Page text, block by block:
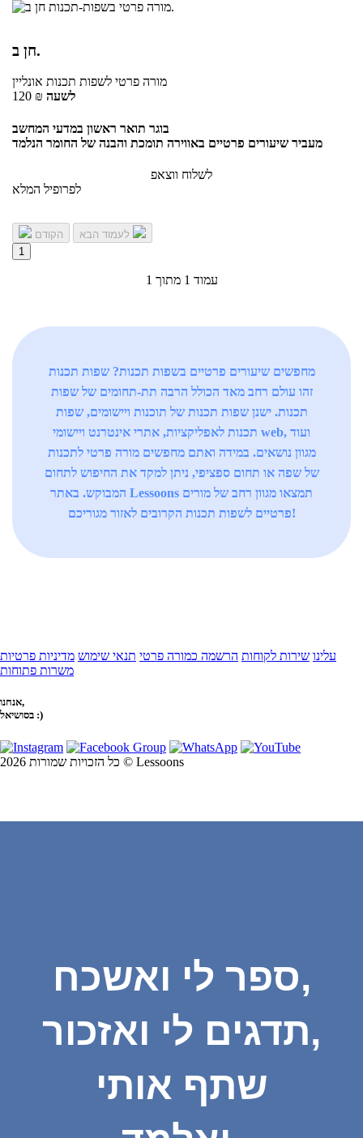
חן ב.
מורה פרטי לשפות תכנות אונליין
120 ₪ לשעה
בוגר תואר ראשון במדעי המחשב
מעביר שיעורים פרטיים באווירה תומכת והבנה של החומר הנלמד
לשלוח ווצאפ
לפרופיל המלא
הקודם
1
עמוד 1 מתוך 1
מחפשים שיעורים פרטיים בשפות תכנות? שפות תכנות
זהו עולם רחב מאד הכולל הרבה תת-תחומים של שפות
תכנות. ישנן שפות תכנות של תוכנות ויישומים, שפות
תכנות לאפליקציות, אתרי אינטרנט ויישומי web, ועוד
מגוון נושאים. במידה ואתם מחפשים מורה פרטי לתכנות
של שפה או תחום ספציפי, ניתן למקד את החיפוש לתחום
המבוקש. באתר Lessoons תמצאו מגוון רחב של מורים
פרטיים לשפות תכנות הקרובים לאזור מגוריכם!
עלינו שירות לקוחות הרשמה כמורה פרטי תנאי שימוש מדיניות פרטיות
משרות פתוחות
אנחנו,
בסושיאל :)
כל הזכויות שמורות 2026 © Lessoons
ספר לי ואשכח,
תדגים לי ואזכור,
שתף אותי